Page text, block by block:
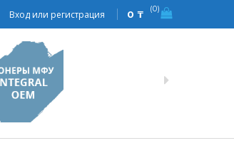
Вход или регистрация 0
0 ₸